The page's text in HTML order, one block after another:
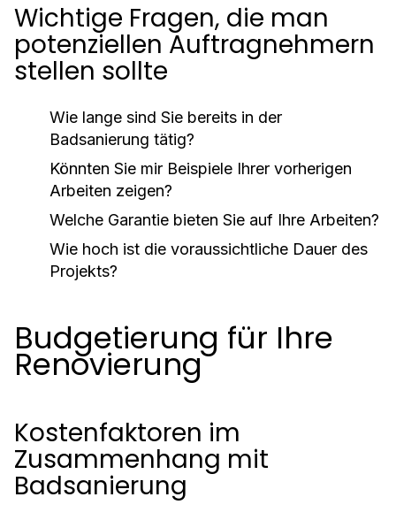
Wichtige Fragen, die man
potenziellen Auftragnehmern
stellen sollte
Wie lange sind Sie bereits in der
Badsanierung tätig?
Könnten Sie mir Beispiele Ihrer vorherigen
Arbeiten zeigen?
Welche Garantie bieten Sie auf Ihre Arbeiten?
Wie hoch ist die voraussichtliche Dauer des
Projekts?
Budgetierung für Ihre
Renovierung
Kostenfaktoren im
Zusammenhang mit
Badsanierung